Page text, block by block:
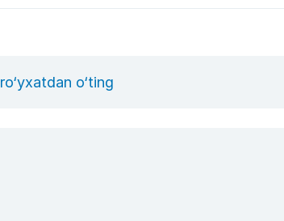
ro‘yxatdan o‘ting